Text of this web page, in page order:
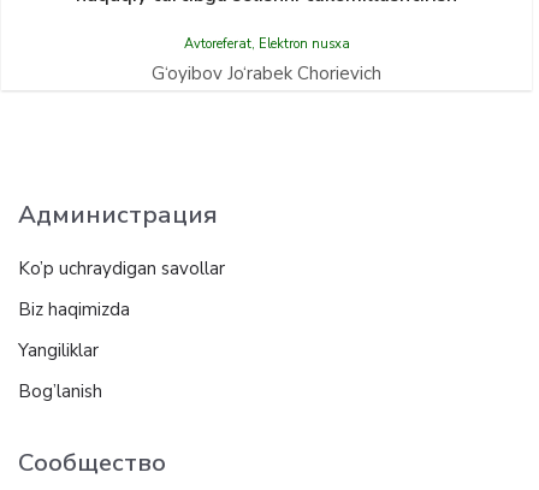
Avtoreferat, Elektron nusxa
G‘oyibov Jo‘rabek Chorievich
Администрация
Ko’p uchraydigan savollar
Biz haqimizda
Yangiliklar
Bog’lanish
Сообщество